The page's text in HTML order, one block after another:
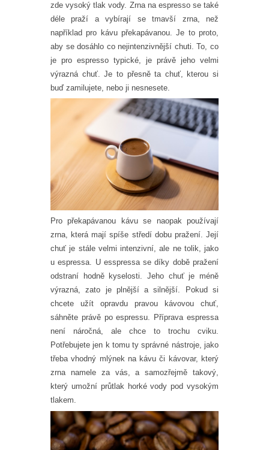
zde vysoký tlak vody. Zrna na espresso se také
déle praží a vybírají se tmavší zrna, než
například pro kávu překapávanou. Je to proto,
aby se dosáhlo co nejintenzivnější chuti. To, co
je pro espresso typické, je právě jeho velmi
výrazná chuť. Je to přesně ta chuť, kterou si
buď zamilujete, nebo ji nesnesete.
Pro překapávanou kávu se naopak používají
zrna, která mají spíše středí dobu pražení. Její
chuť je stále velmi intenzivní, ale ne tolik, jako
u espressa. U esspressa se díky době pražení
odstraní hodně kyselosti. Jeho chuť je méně
výrazná, zato je plnější a silnější. Pokud si
chcete užít opravdu pravou kávovou chuť,
sáhněte právě po espressu. Příprava espressa
není náročná, ale chce to trochu cviku.
Potřebujete jen k tomu ty správné nástroje, jako
třeba vhodný mlýnek na kávu či kávovar, který
zrna namele za vás, a samozřejmě takový,
který umožní průtlak horké vody pod vysokým
tlakem.